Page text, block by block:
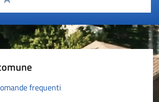
Valuta 5 stelle su 5
4 stelle su 5
stelle su 5
su 5
5
frequenti